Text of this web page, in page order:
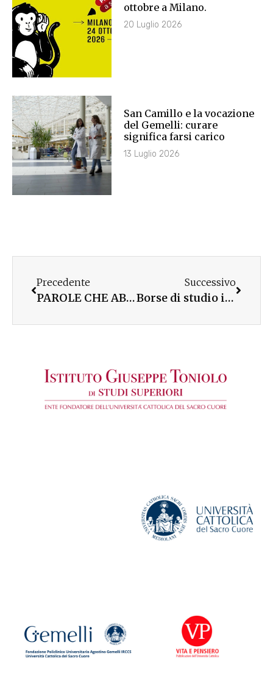
ottobre a Milano.
20 Luglio 2026
San Camillo e la vocazione
del Gemelli: curare
significa farsi carico
13 Luglio 2026
Precedente
PAROLE CHE ABBRACCIANO: UNA SFIDA DA ACCOGLIERE
Successivo
Borse di studio in memoria: la cerimonia in Università Cattolica